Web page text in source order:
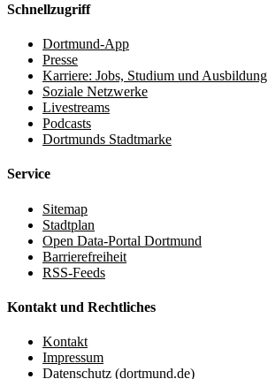
Schnellzugriff
Dortmund-App
Presse
Karriere: Jobs, Studium und Ausbildung
Soziale Netzwerke
Livestreams
Podcasts
Dortmunds Stadtmarke
Service
Sitemap
Stadtplan
Open Data-Portal Dortmund
Barrierefreiheit
RSS-Feeds
Kontakt und Rechtliches
Kontakt
Impressum
Datenschutz (dortmund.de)